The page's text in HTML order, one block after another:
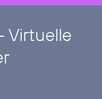
Virtuelle